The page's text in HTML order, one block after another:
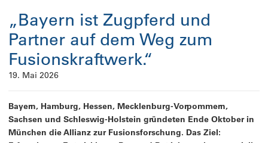
„Bayern ist Zugpferd und
Partner auf dem Weg zum
Fusionskraftwerk.“
19. Mai 2026
Bayern, Hamburg, Hessen, Mecklenburg-Vorpommern,
Sachsen und Schleswig-Holstein gründeten Ende Oktober in
München die Allianz zur Fusionsforschung. Das Ziel: